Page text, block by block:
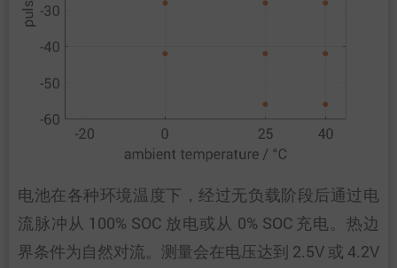
电池在各种环境温度下，经过无负载阶段后通过电
流脉冲从 100% SOC 放电或从 0% SOC 充电。热边
界条件为自然对流。测量会在电压达到 2.5V 或 4.2V